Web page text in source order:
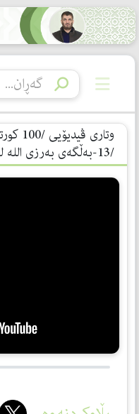
/13-بەڵگەی بەرزی اللە لە قورئان و سوننەتدا